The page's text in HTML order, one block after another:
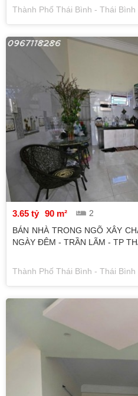
Thành Phố Thái Bình - Thái Bình
3.65 tỷ 90 m²
2
BÁN NHÀ TRONG NGÕ XÂY
NGÀY ĐÊM - TRẦN LÃM - TP
Thành Phố Thái Bình - Thái Bình